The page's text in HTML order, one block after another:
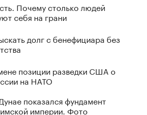
Почему столько людей
себя на грани
долг с бенефициара без
позиции разведки США о
на НАТО
показался фундамент
империи. Фото